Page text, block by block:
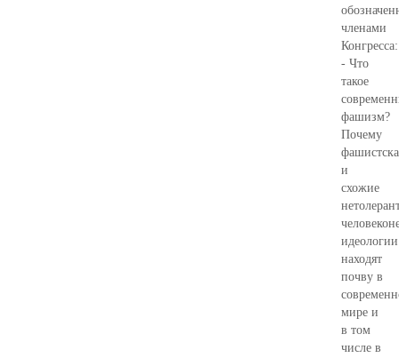
членами
Конгресса:
- Что
такое
фашизм?
Почему
и
схожие
идеологии
находят
почву в
мире и
в том
числе в